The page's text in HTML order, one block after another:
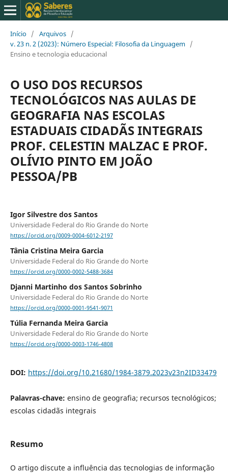
Início / Arquivos /
v. 23 n. 2 (2023): Número Especial: Filosofia da Linguagem /
Ensino e tecnologia educacional
O USO DOS RECURSOS
TECNOLÓGICOS NAS AULAS DE
GEOGRAFIA NAS ESCOLAS
ESTADUAIS CIDADÃS INTEGRAIS
PROF. CELESTIN MALZAC E PROF.
OLÍVIO PINTO EM JOÃO
PESSOA/PB
Igor Silvestre dos Santos
Universidade Federal do Rio Grande do Norte
https://orcid.org/0009-0004-6012-2197
Tânia Cristina Meira Garcia
Universidade Federal do Rio Grande do Norte
https://orcid.org/0000-0002-5488-3684
Djanni Martinho dos Santos Sobrinho
Universidade Federal do Rio Grande do Norte
https://orcid.org/0000-0001-9541-9071
Túlia Fernanda Meira Garcia
Universidade Federal do Rio Grande do Norte
https://orcid.org/0000-0003-1746-4808
DOI: https://doi.org/10.21680/1984-3879.2023v23n2ID33479
Palavras-chave: ensino de geografia; recursos tecnológicos;
escolas cidadãs integrais
Resumo
O artigo discute a influência das tecnologias de informação